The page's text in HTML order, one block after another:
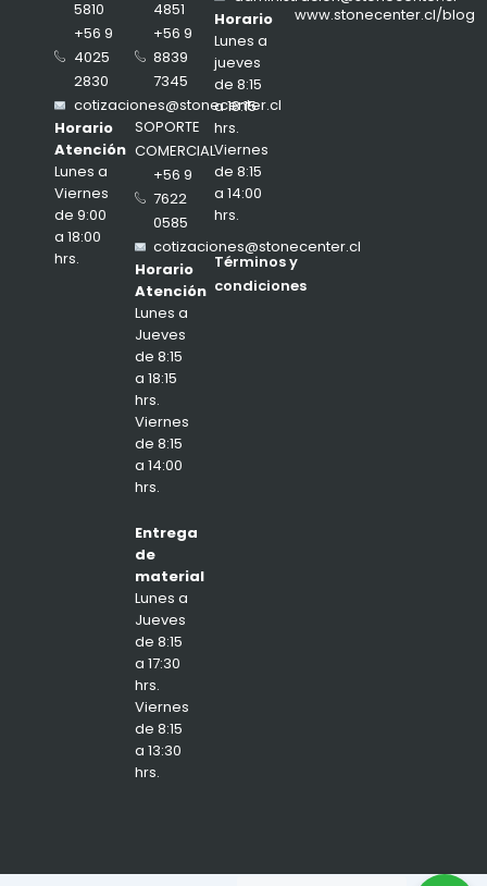
5810
+56 9
4025
2830
cotizaciones@stonecenter.cl
Horario
Atención
Lunes a
Viernes
de 9:00
a 18:00
hrs.
4851
+56 9
8839
7345
SOPORTE
COMERCIAL
+56 9
7622
0585
cotizaciones@stonecenter.cl
Horario
Atención
Lunes a
Jueves
de 8:15
a 18:15
hrs.
Viernes
de 8:15
a 14:00
hrs.
Entrega
de
material
Lunes a
Jueves
de 8:15
a 17:30
hrs.
Viernes
de 8:15
a 13:30
hrs.
Horario
Lunes a
jueves
de 8:15
a 18:15
hrs.
Viernes
de 8:15
a 14:00
hrs.
Términos y
condiciones
www.stonecenter.cl/blog